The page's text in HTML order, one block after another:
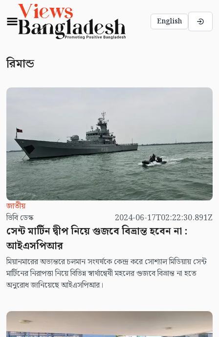
English
রিমান্ড
জাতীয়
ভিবি ডেস্ক
2024-06-17T02:22:30.891Z
সেন্ট মার্টিন দ্বীপ নিয়ে গুজবে বিভ্রান্ত হবেন না :
আইএসপিআর
মিয়ানমারের অভ্যন্তরে চলমান সংঘর্ষকে কেন্দ্র করে সোশ্যাল মিডিয়ায় সেন্ট
মার্টিনের নিরাপত্তা নিয়ে বিভিন্ন স্বার্থান্বেষী মহলের গুজবে বিভ্রান্ত না হতে
অনুরোধ জানিয়েছে আইএসপিআর।